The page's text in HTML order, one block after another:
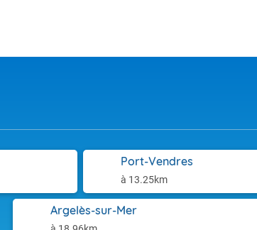
Port-Vendres
à 13.25km
Argelès-sur-Mer